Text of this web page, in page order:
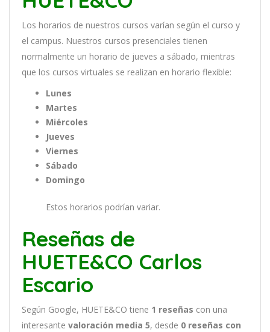
Los horarios de nuestros cursos varían según el curso y
el campus. Nuestros cursos presenciales tienen
normalmente un horario de jueves a sábado, mientras
que los cursos virtuales se realizan en horario flexible:
Lunes
Martes
Miércoles
Jueves
Viernes
Sábado
Domingo
Estos horarios podrían variar.
Reseñas de
HUETE&CO Carlos
Escario
Según Google, HUETE&CO tiene 1 reseñas con una
interesante valoración media 5, desde 0 reseñas con